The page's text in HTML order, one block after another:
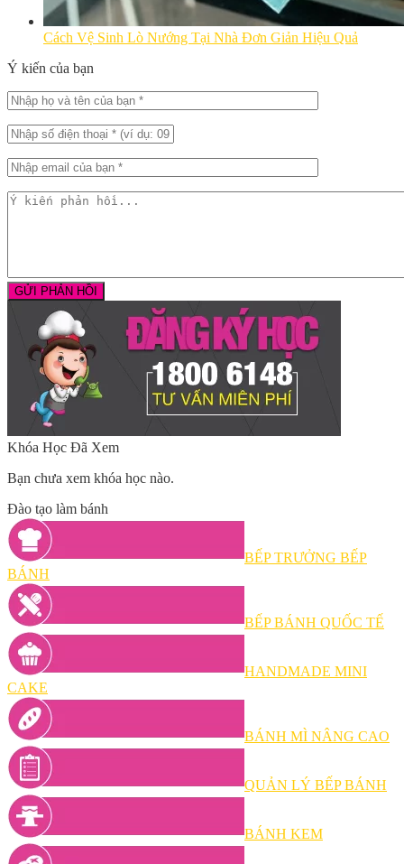
Cách Vệ Sinh Lò Nướng Tại Nhà Đơn Giản Hiệu Quả
Ý kiến của bạn
Khóa Học Đã Xem
Bạn chưa xem khóa học nào.
Đào tạo làm bánh
BẾP TRƯỞNG BẾP
BÁNH
BẾP BÁNH QUỐC TẾ
HANDMADE MINI
CAKE
BÁNH MÌ NÂNG CAO
QUẢN LÝ BẾP BÁNH
BÁNH KEM